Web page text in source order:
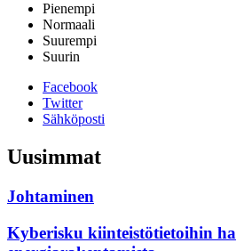
Pienempi
Normaali
Suurempi
Suurin
Facebook
Twitter
Sähköposti
Uusimmat
Johtaminen
Kyberisku kiinteistötietoihin